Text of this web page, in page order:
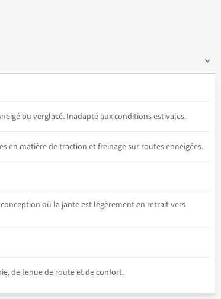
ou verglacé. Inadapté aux conditions estivales.
en matière de traction et freinage sur routes enneigées.
où la jante est légèrement en retrait vers
de tenue de route et de confort.